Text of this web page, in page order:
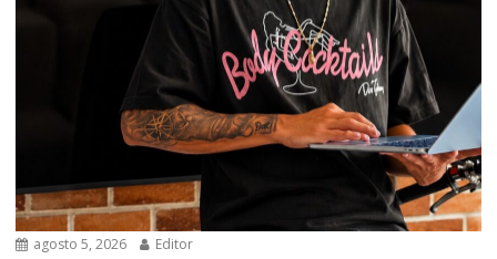
agosto 5, 2026 Editor